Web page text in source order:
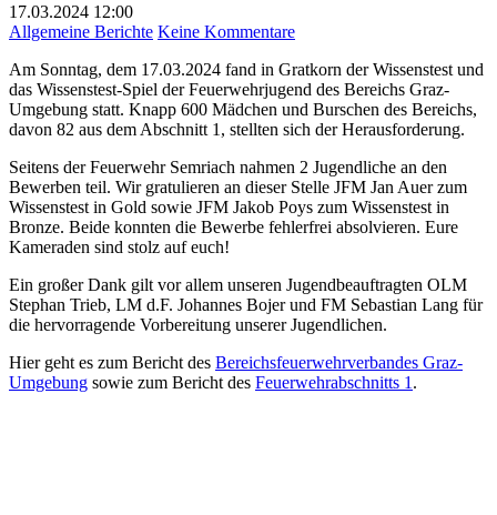
17.03.2024 12:00
Allgemeine Berichte Keine Kommentarezu
der
Feuerwehrjugend
Graz-
Umgebung
Am Sonntag, dem 17.03.2024 fand in Gratkorn der Wissenstest und
das Wissenstest-Spiel der Feuerwehrjugend des Bereichs Graz-
Umgebung statt. Knapp 600 Mädchen und Burschen des Bereichs,
davon 82 aus dem Abschnitt 1, stellten sich der Herausforderung.
Seitens der Feuerwehr Semriach nahmen 2 Jugendliche an den
Bewerben teil. Wir gratulieren an dieser Stelle JFM Jan Auer zum
Wissenstest in Gold sowie JFM Jakob Poys zum Wissenstest in
Bronze. Beide konnten die Bewerbe fehlerfrei absolvieren. Eure
Kameraden sind stolz auf euch!
Ein großer Dank gilt vor allem unseren Jugendbeauftragten OLM
Stephan Trieb, LM d.F. Johannes Bojer und FM Sebastian Lang für
die hervorragende Vorbereitung unserer Jugendlichen.
Hier geht es zum Bericht des Bereichsfeuerwehrverbandes Graz-
Umgebung sowie zum Bericht des Feuerwehrabschnitts 1 .